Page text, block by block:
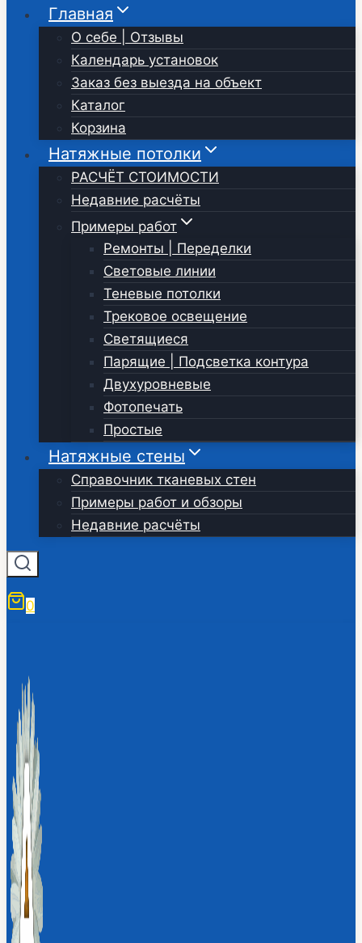
Главная
О себе | Отзывы
Календарь установок
Заказ без выезда на объект
Каталог
Корзина
Натяжные потолки
РАСЧЁТ СТОИМОСТИ
Недавние расчёты
Примеры работ
Ремонты | Переделки
Световые линии
Теневые потолки
Трековое освещение
Светящиеся
Парящие | Подсветка контура
Двухуровневые
Фотопечать
Простые
Натяжные стены
Справочник тканевых стен
Примеры работ и обзоры
Недавние расчёты
0